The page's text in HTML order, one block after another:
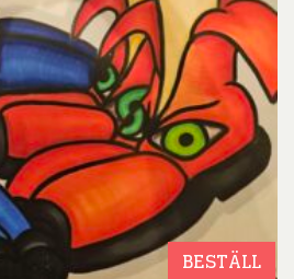
BESTÄLL